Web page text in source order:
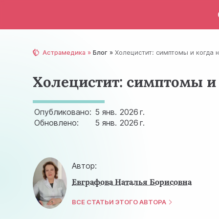
Астрамедика Блог Холецистит: симптомы и когда
Холецистит: симптомы
Опубликовано: 5 янв. 2026 г.
Обновлено:
5 янв. 2026 г.
Автор:
Евграфова Наталья Борисовна
ВСЕ СТАТЬИ ЭТОГО АВТОРА